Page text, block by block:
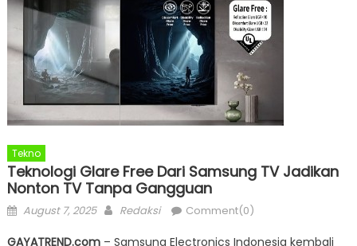
Tekno
Teknologi Glare Free Dari Samsung TV Jadikan
Nonton TV Tanpa Gangguan
Posted
August 7, 2025 Author
Redaksi Comment(0)
GAYATREND.com– Samsung Electronics Indonesia kembali